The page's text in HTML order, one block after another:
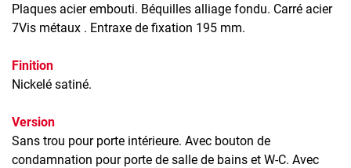
Plaques acier embouti. Béquilles alliage fondu. Carré acier
7Vis métaux . Entraxe de fixation 195 mm.
Finition
Nickelé satiné.
Version
Sans trou pour porte intérieure. Avec bouton de
condamnation pour porte de salle de bains et W-C. Avec